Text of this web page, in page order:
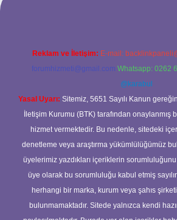
Reklam ve İletişim: E-mail:
forumhizmeti@gmail.com Whatsapp: 0262
@karabul
Yasal Uyarı: Sitemiz, 5651 Sayılı Kanun
İletişim Kurumu (BTK) tarafından onaylanmış
hizmet vermektedir. Bu nedenle, sitedeki
denetleme veya araştırma yükümlülüğümüz
üyelerimiz yazdıkları içeriklerin
üye olarak bu sorumluluğu kabul etmiş
herhangi bir marka, kurum veya şahıs
bulunmamaktadır. Sitede yalnızca kendi